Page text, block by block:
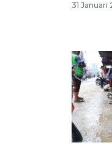
31 Januari